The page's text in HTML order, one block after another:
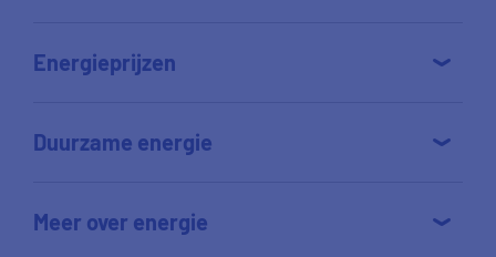
Energieprijzen
Duurzame energie
Meer over energie